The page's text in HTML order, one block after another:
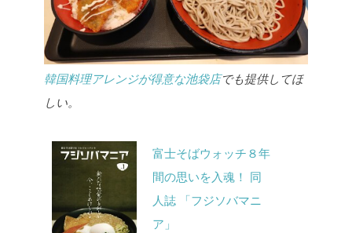
韓国料理アレンジが得意な池袋店でも提供してほ
しい。
富士そばウォッチ８年
間の思いを入魂！ 同
人誌 「フジソバマニ
ア」